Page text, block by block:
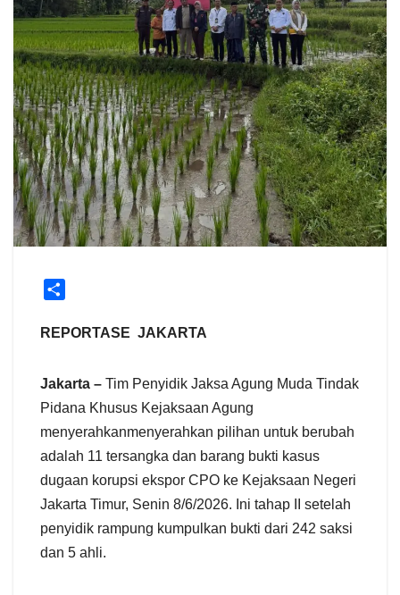
a
REPORTASE JAKARTA
Jakarta – Tim Penyidik Jaksa Agung Muda Tindak
Pidana Khusus Kejaksaan Agung
menyerahkanmenyerahkan pilihan untuk berubah
adalah 11 tersangka dan barang bukti kasus
dugaan korupsi ekspor CPO ke Kejaksaan Negeri
Jakarta Timur, Senin 8/6/2026. Ini tahap II setelah
penyidik rampung kumpulkan bukti dari 242 saksi
dan 5 ahli.